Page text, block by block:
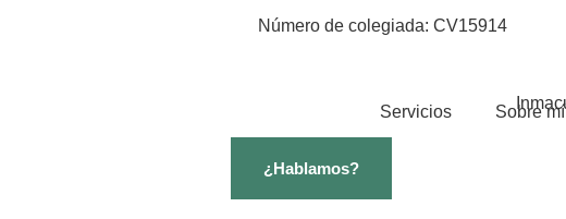
Número de colegiada: CV15914
Servicios Sobre mí
¿Hablamos?